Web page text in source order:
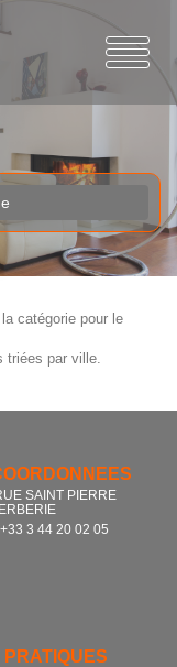
catégorie pour le
triées par ville.
SAINT PIERRE
3 44 20 02 05
PRATIQUES